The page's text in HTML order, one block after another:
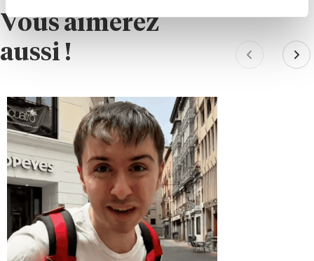
Vous aimerez
aussi !